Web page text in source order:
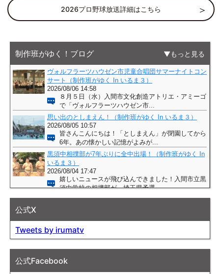
2026プロ野球放送詳細はこちら
制作班がゆく！ブログ もっと見る
公式X
Tweets by irumatv
公式Facebook